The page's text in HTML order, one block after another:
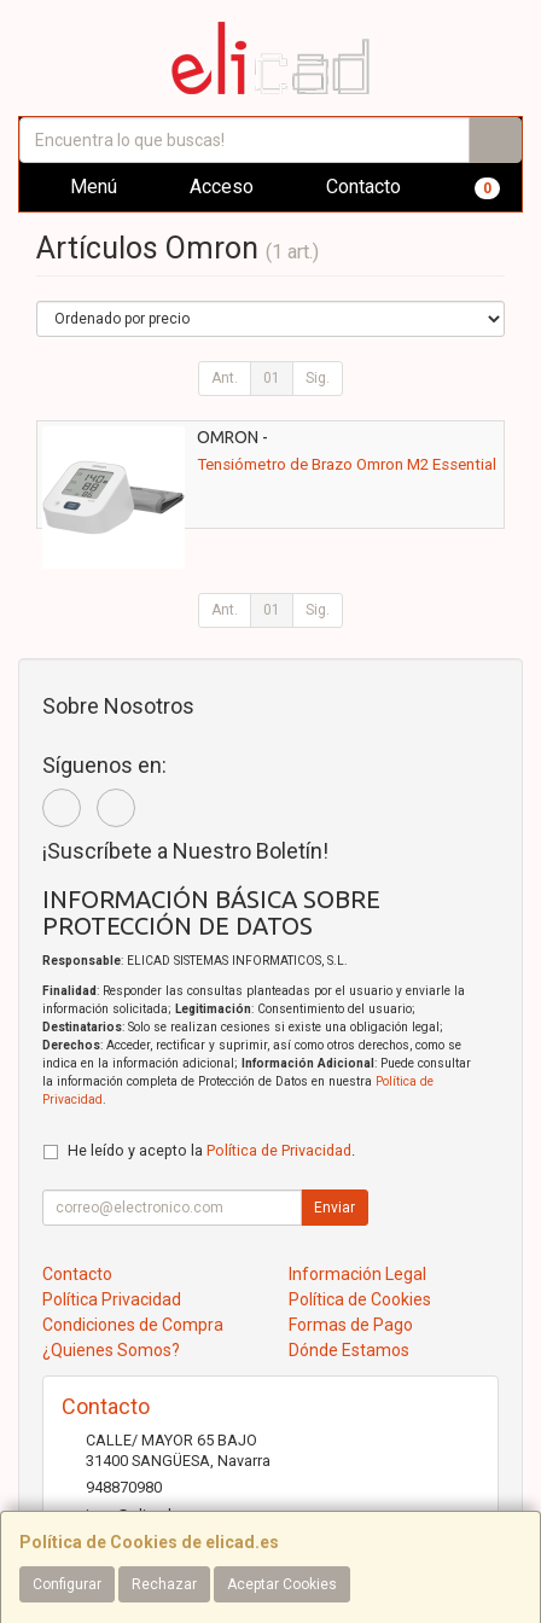
Menú Acceso Contacto 0
Artículos Omron (1 art.)
Ant. 01 Sig.
OMRON -
Tensiómetro de Brazo Omron M2 Essential
Ant. 01 Sig.
Política de Cookies de elicad.es
Configurar Rechazar Aceptar Cookies
Sobre Nosotros
Síguenos en:
¡Suscríbete a Nuestro Boletín!
INFORMACIÓN BÁSICA SOBRE
PROTECCIÓN DE DATOS
Responsable: ELICAD SISTEMAS INFORMATICOS, S.L.
Finalidad: Responder las consultas planteadas por el usuario y enviarle la
información solicitada; Legitimación: Consentimiento del usuario;
Destinatarios: Solo se realizan cesiones si existe una obligación legal;
Derechos: Acceder, rectificar y suprimir, así como otros derechos, como se
indica en la información adicional;
Información Adicional : Puede consultar
la información completa de Protección de Datos en nuestra Política de
Privacidad
He leído y acepto la Política de Privacidad .
Enviar
Contacto
Información Legal
Política Privacidad
Política de Cookies
Condiciones de Compra
Formas de Pago
¿Quienes Somos?
Dónde Estamos
Contacto
CALLE/ MAYOR 65 BAJO
31400 SANGÜESA, Navarra
948870980
jose@elicad.com
Horario